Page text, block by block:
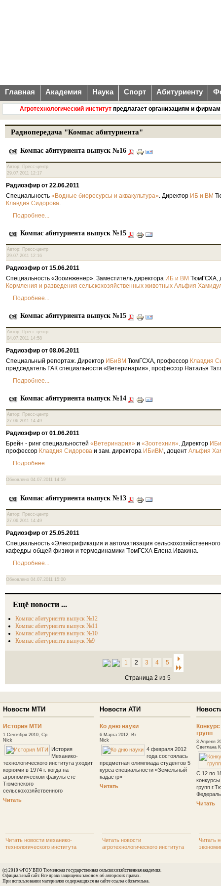
Главная Академия Наука Спорт Абитуриенту
Агротехнологический институтпредлагает организациям и фирмам
Радиопередача "Компас абитуриента"
Компас абитуриента выпуск №16
Автор: Пресс-центр
29.07.2011 12:17
Радиоэфир от 22.06.2011
Специальность «Водные биоресурсы и аквакультура». Директор ИБ и ВМ
Клавдия Сидорова.
Подробнее...
Компас абитуриента выпуск №15
Автор: Пресс-центр
29.07.2011 12:16
Радиоэфир от 15.06.2011
Специальность «Зооинженер». Заместитель директора ИБ и ВМ ТюмГСХА,
Кормления и разведения сельскохозяйственных животных Альфия
Подробнее...
Компас абитуриента выпуск №15
Автор: Пресс-центр
04.07.2011 14:58
Радиоэфир от 08.06.2011
Специальный репортаж. Директор ИБиВМ ТюмГСХА, профессор Клавдия
председатель ГАК специальности «Ветеринария», профессор Наталья
Подробнее...
Компас абитуриента выпуск №14
Автор: Пресс-центр
27.06.2011 14:49
Радиоэфир от 01.06.2011
Брейн - ринг специальностей «Ветеринария» и «Зоотехния». Директор
профессор Клавдия Сидорова и зам. директора ИБиВМ , доцент Альфия
Подробнее...
Обновлено 04.07.2011 14:59
Компас абитуриента выпуск №13
Автор: Пресс-центр
27.06.2011 14:49
Радиоэфир от 25.05.2011
Специальность «Электрификация и автоматизация
кафедры общей физики и термодинамики ТюмГСХА Елена Ивакина.
Подробнее...
Обновлено 04.07.2011 15:00
Ещё новости ...
Компас абитуриента выпуск №12
Компас абитуриента выпуск №11
Компас абитуриента выпуск №10
Компас абитуриента выпуск №9
1 2 3 4 5
Страница 2 из 5
Новости МТИ
История МТИ
1 Сентября 2010, Ср
Nick
История
Механико-
технологического института уходит
корнями в 1974 г. когда на
агрономическом факультете
Тюменского
сельскохозяйственного
Читать
Новости АТИ
Ко дню науки
6 Марта 2012, Вт
Nick
4 февраля 2012
года состоялась
предметная олимпиада студентов 5
курса специальности «Земельный
кадастр» -
Читать
групп
3 Апреля
Светлана
С 12 по
групп
Читать
Читать новости механико-
технологического института
Читать новости
агротехнологического института
Читать
(c) 2010 ФГОУ ВПО Тюменская государственная сельскохозяйственная академия.
Официальный сайт. Все права защищены законом об авторских правах.
При использовании материалов содержащихся на сайте ссылка обязательна.